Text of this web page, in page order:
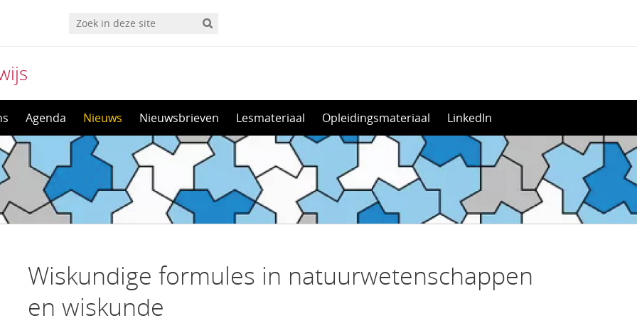
Agenda Nieuws Nieuwsbrieven Lesmateriaal Opleidingsmateriaal LinkedIn
Wiskundige formules in natuurwetenschappen
en wiskunde